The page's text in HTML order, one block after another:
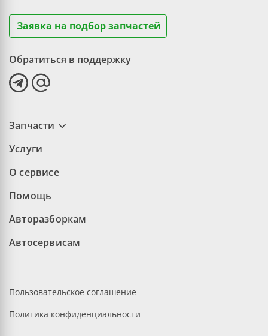
Заявка на подбор запчастей
Обратиться в поддержку
Запчасти
Услуги
О сервисе
Помощь
Авторазборкам
Автосервисам
Пользовательское соглашение
Политика конфиденциальности